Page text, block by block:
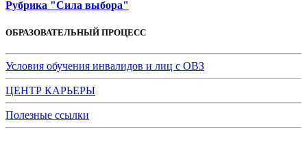
Рубрика "Сила выбора"
ОБРАЗОВАТЕЛЬНЫЙ ПРОЦЕСС
Условия обучения инвалидов и лиц с ОВЗ
ЦЕНТР КАРЬЕРЫ
Полезные ссылки